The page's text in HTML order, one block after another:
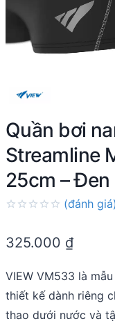
Quần bơi
Streamline
25cm – Đen
out
(đánh giá)
325.000 ₫
VIEW VM533 là
thiết kế dành riêng
thao dưới nước và